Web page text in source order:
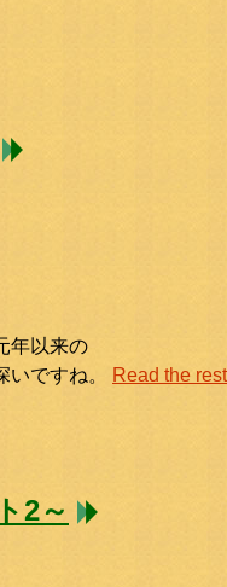
年以来の
いですね。
Read the
2～